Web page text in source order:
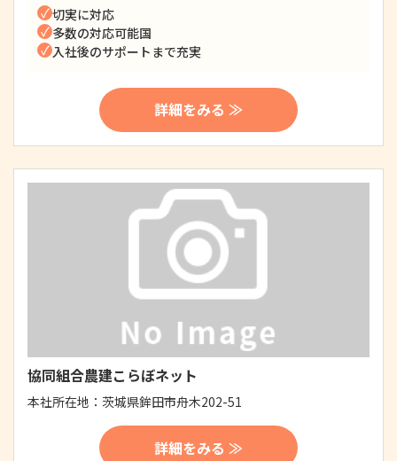
切実に対応
多数の対応可能国
入社後のサポートまで充実
詳細をみる ≫
協同組合農建こらぼネット
本社所在地： 茨城県鉾田市舟木202-51
詳細をみる ≫